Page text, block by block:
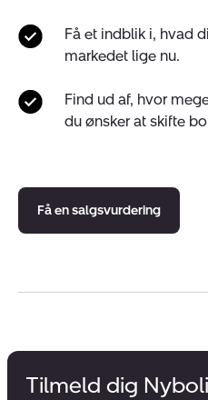
Få et indblik i, hvad
markedet lige nu.
Find ud af, hvor
du ønsker at skifte
Få en salgsvurdering
Tilmeld dig